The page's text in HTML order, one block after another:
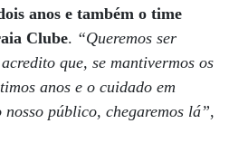
anos e também o time
Clube. “Queremos ser
que, se mantivermos os
anos e o cuidado em
público, chegaremos lá”,